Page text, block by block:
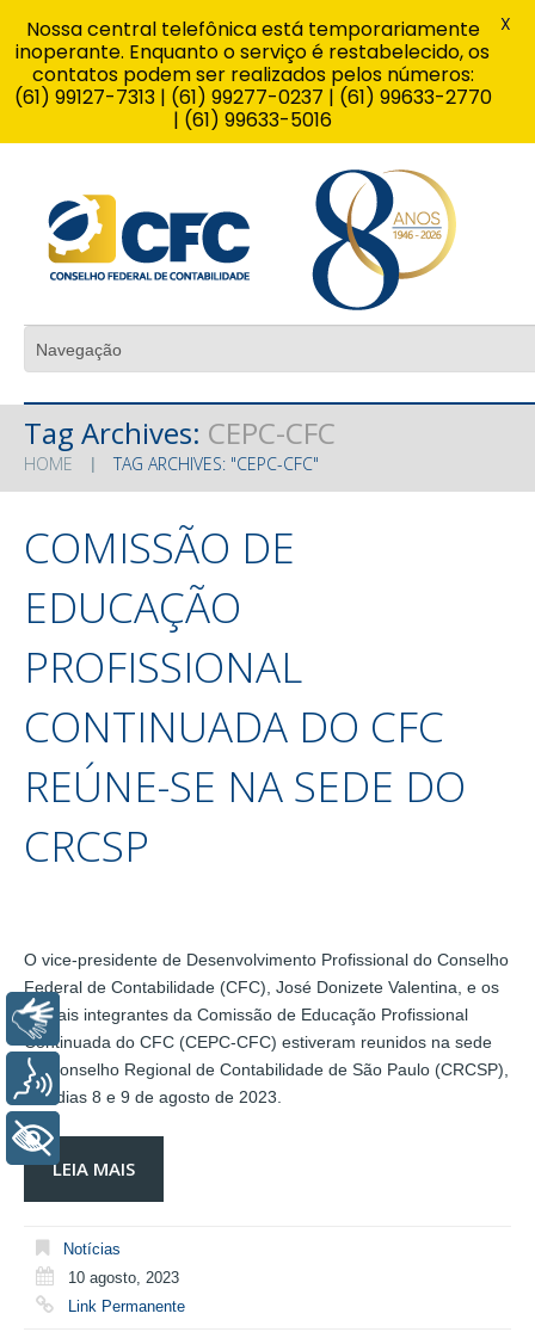
Tag Archives: CEPC-CFC
HOME TAG ARCHIVES: "CEPC-CFC"
COMISSÃO DE
EDUCAÇÃO
PROFISSIONAL
CONTINUADA DO CFC
REÚNE-SE NA SEDE DO
CRCSP
O vice-presidente de Desenvolvimento Profissional do Conselho
Federal de Contabilidade (CFC), José Donizete Valentina, e os
demais integrantes da Comissão de Educação Profissional
Continuada do CFC (CEPC-CFC) estiveram reunidos na sede
do Conselho Regional de Contabilidade de São Paulo (CRCSP),
nos dias 8 e 9 de agosto de 2023.
LEIA MAIS
Notícias
10 agosto, 2023
Link Permanente
Nossa central telefônica está temporariamente
inoperante. Enquanto o serviço é restabelecido, os
contatos podem ser realizados pelos números:
(61) 99127-7313 | (61) 99277-0237 | (61) 99633-2770
| (61) 99633-5016
X
Libras
Voz
+ Acessibilidade